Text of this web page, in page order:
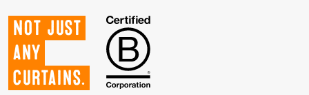
Not just
any
curtains.